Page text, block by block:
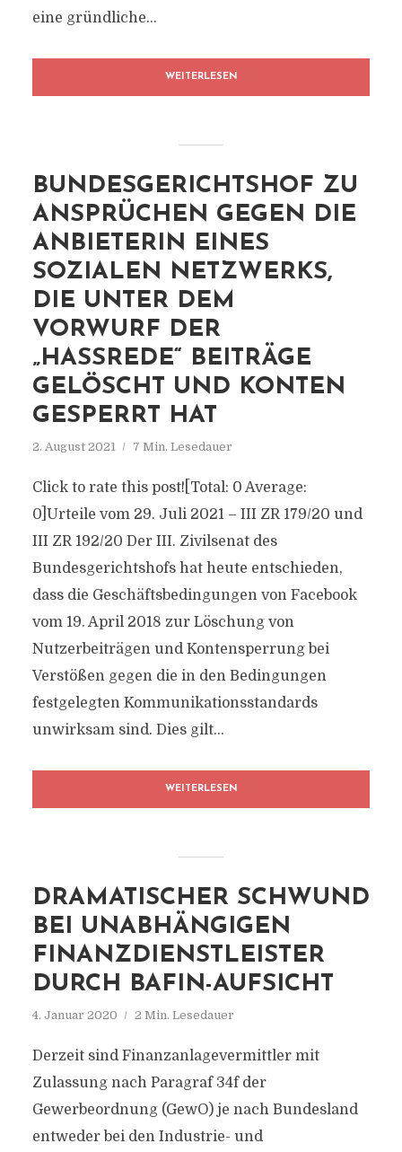
eine gründliche...
WEITERLESEN
BUNDESGERICHTSHOF ZU
ANSPRÜCHEN GEGEN DIE
ANBIETERIN EINES
SOZIALEN NETZWERKS,
DIE UNTER DEM
VORWURF DER
„HASSREDE“ BEITRÄGE
GELÖSCHT UND KONTEN
GESPERRT HAT
2. August 2021 7 Min. Lesedauer
Click to rate this post![Total: 0 Average:
0]Urteile vom 29. Juli 2021 – III ZR 179/20 und
III ZR 192/20 Der III. Zivilsenat des
Bundesgerichtshofs hat heute entschieden,
dass die Geschäftsbedingungen von Facebook
vom 19. April 2018 zur Löschung von
Nutzerbeiträgen und Kontensperrung bei
Verstößen gegen die in den Bedingungen
festgelegten Kommunikationsstandards
unwirksam sind. Dies gilt...
WEITERLESEN
DRAMATISCHER SCHWUND
BEI UNABHÄNGIGEN
FINANZDIENSTLEISTER
DURCH BAFIN-AUFSICHT
4. Januar 2020 2 Min. Lesedauer
Derzeit sind Finanzanlagevermittler mit
Zulassung nach Paragraf 34f der
Gewerbeordnung (GewO) je nach Bundesland
entweder bei den Industrie- und